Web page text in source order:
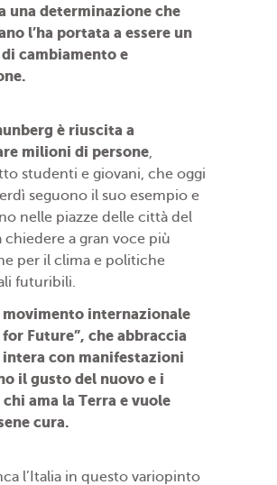
una determinazione che
l’ha portata a essere un
cambiamento e
è riuscita a
milioni di persone,
studenti e giovani, che oggi
seguono il suo esempio e
nelle piazze delle città del
chiedere a gran voce più
per il clima e politiche
futuribili.
movimento internazionale
for Future”, che abbraccia
intera con manifestazioni
il gusto del nuovo e i
ama la Terra e vuole
cura.
l’Italia in questo variopinto